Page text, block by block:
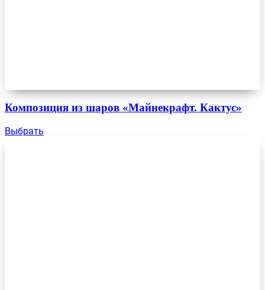
Композиция из шаров «Майнекрафт. Кактус»
Выбрать